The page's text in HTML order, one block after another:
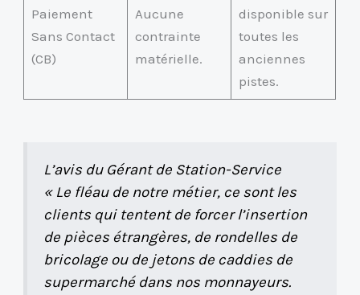
Paiement
Sans Contact
(CB)
Aucune
contrainte
matérielle.
disponible sur
toutes les
anciennes
pistes.
L’avis du Gérant de Station-Service
« Le fléau de notre métier, ce sont les
clients qui tentent de forcer l’insertion
de pièces étrangères, de rondelles de
bricolage ou de jetons de caddies de
supermarché dans nos monnayeurs.